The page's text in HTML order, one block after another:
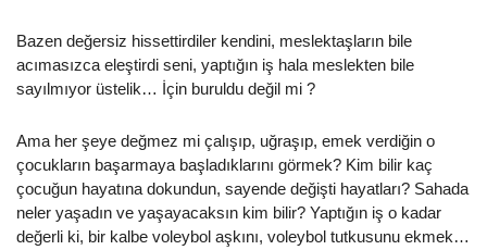
Bazen değersiz hissettirdiler kendini, meslektaşların bile
acımasızca eleştirdi seni, yaptığın iş hala meslekten bile
sayılmıyor üstelik… İçin buruldu değil mi ?
Ama her şeye değmez mi çalışıp, uğraşıp, emek verdiğin o
çocukların başarmaya başladıklarını görmek? Kim bilir kaç
çocuğun hayatına dokundun, sayende değişti hayatları? Sahada
neler yaşadın ve yaşayacaksın kim bilir? Yaptığın iş o kadar
değerli ki, bir kalbe voleybol aşkını, voleybol tutkusunu ekmek…